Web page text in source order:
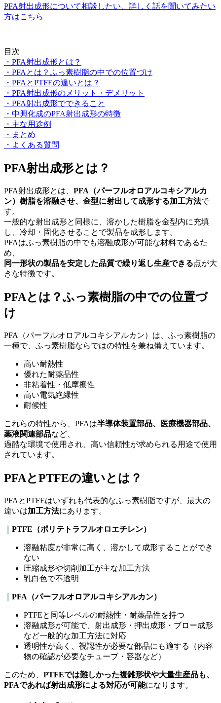
PFA射出成形について相談したい、詳しく話を聞いてみたい
方はこちら
目次
・PFA射出成形とは？
・PFAとは？ふっ素樹脂の中での位置づけ
・PFAとPTFEの違いとは？
・PFA射出成形のメリット・デメリット
・PFA射出成形でできること
・中興化成のPFA射出成形の特徴
・主な用途例
・まとめ
・よくある質問
PFA射出成形とは？
PFA射出成形とは、 PFA （パーフルオロアルコキシアルカ
ン）樹脂を溶融させ、金型に射出して成形する加工方法で
す。
一般的な射出成形と同様に、溶かした樹脂を金型内に充填
し、冷却・固化させることで製品を成形します。
PFAはふっ素樹脂の中でも溶融成形が可能な材料であるた
め、
同一形状の製品を安定した品質で繰り返し生産できる点が大
きな特徴です。
PFAとは？ふっ素樹脂の中での位置づ
け
PFA（パーフルオロアルコキシアルカン）は、ふっ素樹脂の
一種で、ふっ素樹脂ならではの特性を兼ね備えています。
高い耐熱性
優れた耐薬品性
非粘着性・低摩擦性
高い電気絶縁性
耐候性
これらの特性から、 PFAは半導体装置部品、医療機器部品、
薬液関連部品など、
過酷な環境で使用され、高い信頼性が求められる用途で使用
されています。
PFAとPTFEの違いとは？
PFAとPTFEはいずれも代表的なふっ素樹脂ですが、最大の
違いは加工方法にあります。
PTFE （ポリテトラフルオロエチレン）
溶融粘度が非常に高く、溶かして成形することができ
ない
圧縮成形や切削加工が主な加工方法
乳白色で不透明
PFA （パーフルオロアルコキシアルカン）
PTFEと同等レベルの耐熱性・耐薬品性を持つ
溶融成形が可能で、射出成形・押出成形・ブロー成形
など一般的な加工方法に対応
透明性が高く、視認性が必要な部品にも適する（内容
物の確認が必要なチューブ・容器など）
このため、 PTFEでは難しかった複雑形状や大量生産品も、
PFAであれば射出成形による対応が可能になります。